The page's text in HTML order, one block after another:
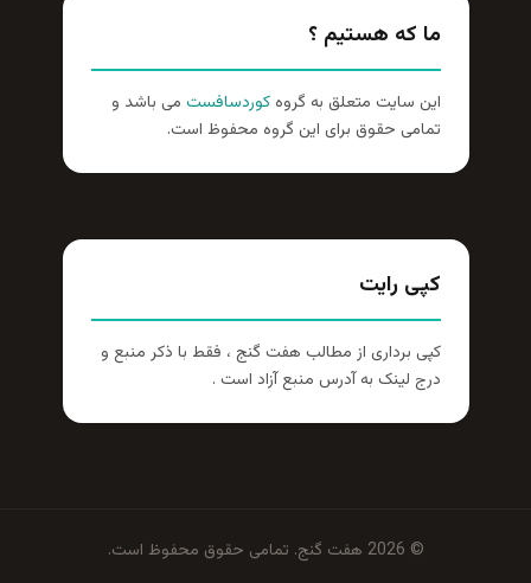
ما که هستیم ؟
این سایت متعلق به گروهکوردسافست می باشد و
تمامی حقوق برای این گروه محفوظ است.
کپی رایت
کپی برداری از مطالب هفت گنج ، فقط با ذکر منبع و
درج لینک به آدرس منبع آزاد است .
© 2026 هفت گنج. تمامی حقوق محفوظ است.